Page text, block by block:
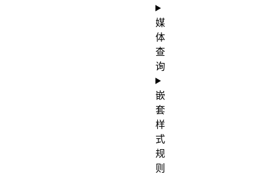
媒
体
查
询
嵌
套
样
式
规
则